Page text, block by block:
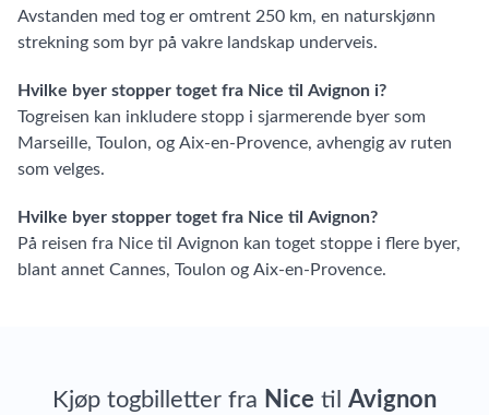
Avstanden med tog er omtrent 250 km, en naturskjønn
strekning som byr på vakre landskap underveis.
Hvilke byer stopper toget fra Nice til Avignon i?
Togreisen kan inkludere stopp i sjarmerende byer som
Marseille, Toulon, og Aix-en-Provence, avhengig av ruten
som velges.
Hvilke byer stopper toget fra Nice til Avignon?
På reisen fra Nice til Avignon kan toget stoppe i flere byer,
blant annet Cannes, Toulon og Aix-en-Provence.
Kjøp togbilletter fra Nice til Avignon